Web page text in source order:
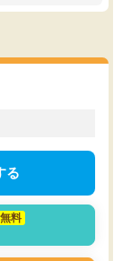
ト、多少お金がかかっ
る
無料